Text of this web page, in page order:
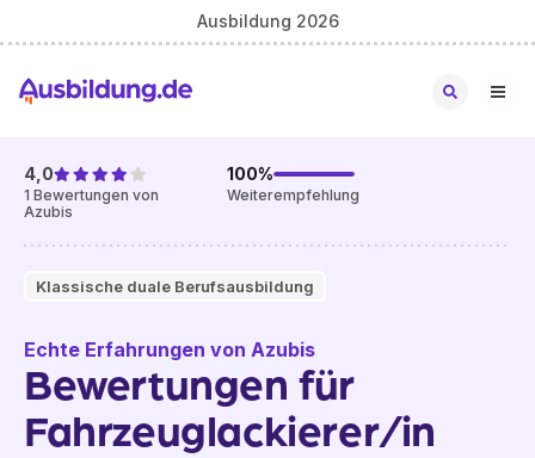
Ausbildung 2026
Klassische duale Berufsausbildung
4,0
1 Bewertungen von
Azubis
100%
Weiterempfehlung
Echte Erfahrungen von Azubis
Bewertungen für
Fahrzeuglackierer/in